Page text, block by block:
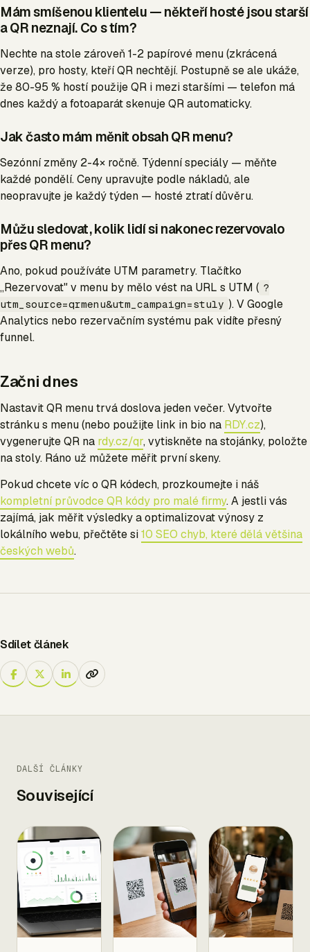
Mám smíšenou klientelu — někteří hosté jsou starší
a QR neznají. Co s tím?
Nechte na stole zároveň 1-2 papírové menu (zkrácená
verze), pro hosty, kteří QR nechtějí. Postupně se ale ukáže,
že 80-95 % hostí použije QR i mezi staršími — telefon má
dnes každý a fotoaparát skenuje QR automaticky.
Jak často mám měnit obsah QR menu?
Sezónní změny 2-4× ročně. Týdenní speciály — měňte
každé pondělí. Ceny upravujte podle nákladů, ale
neopravujte je každý týden — hosté ztratí důvěru.
Můžu sledovat, kolik lidí si nakonec rezervovalo
přes QR menu?
Ano, pokud používáte UTM parametry. Tlačítko
„Rezervovat" v menu by mělo vést na URL s UTM ( ?
utm_source=qrmenu&utm_campaign=stuly ). V Google
Analytics nebo rezervačním systému pak vidíte přesný
funnel.
Začni dnes
Nastavit QR menu trvá doslova jeden večer. Vytvořte
stránku s menu (nebo použijte link in bio na RDY.cz),
vygenerujte QR na rdy.cz/qr, vytiskněte na stojánky, položte
na stoly. Ráno už můžete měřit první skeny.
Pokud chcete víc o QR kódech, prozkoumejte i náš
kompletní průvodce QR kódy pro malé firmy. A jestli vás
zajímá, jak měřit výsledky a optimalizovat výnosy z
lokálního webu, přečtěte si10 SEO chyb, které dělá většina
českých webů.
Sdílet článek
DALŠÍ ČLÁNKY
Související